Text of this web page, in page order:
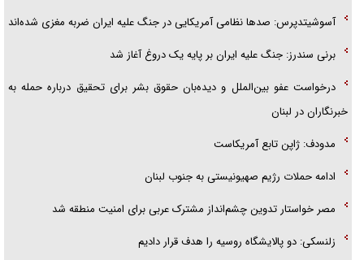
پلیس
تحلیل ابعاد پیام رهبر انقلاب به حزب‌الله/ مقاومت نقشه راه آینده غرب آسیا
آسوشیتدپرس: صد‌ها نظامی آمریکایی در جنگ علیه ایران ضربه مغزی شده‌اند
برنی سندرز: جنگ علیه ایران بر پایه یک دروغ آغاز شد
درخواست عفو بین‌الملل و دیده‌بان حقوق بشر برای تحقیق درباره حمله به
خبرنگاران در لبنان
مدودف: ژاپن تابع آمریکاست
ادامه حملات رژیم صهیونیستی به جنوب لبنان
مصر خواستار تدوین چشم‌انداز مشترک عربی برای امنیت منطقه شد
زلنسکی: دو پالایشگاه روسیه را هدف قرار دادیم